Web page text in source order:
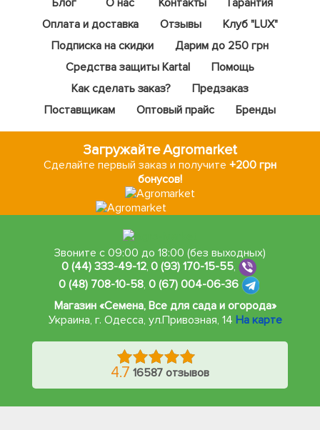
Блог О нас Контакты
Гарантия
Оплата и доставка
Отзывы
Клуб "LUX"
Подписка на скидки
Дарим до 250 грн
Средства защиты Kartal
Помощь
Как сделать заказ?
Предзаказ
Поставщикам
Оптовый прайс Бренды
Загружайте Agromarket
Сделайте первый заказ и получите +200 грн
бонусов!
Звоните с 09:00 до 18:00 (без выходных)
0 (44) 333-49-12,0 (93) 170-15-55,
0 (48) 708-10-58, 0 (67) 004-06-36
Магазин «Семена, Все для сада и огорода»
Украина, г. Одесса, ул.Привозная, 14 На карте
4.7 16587 отзывов